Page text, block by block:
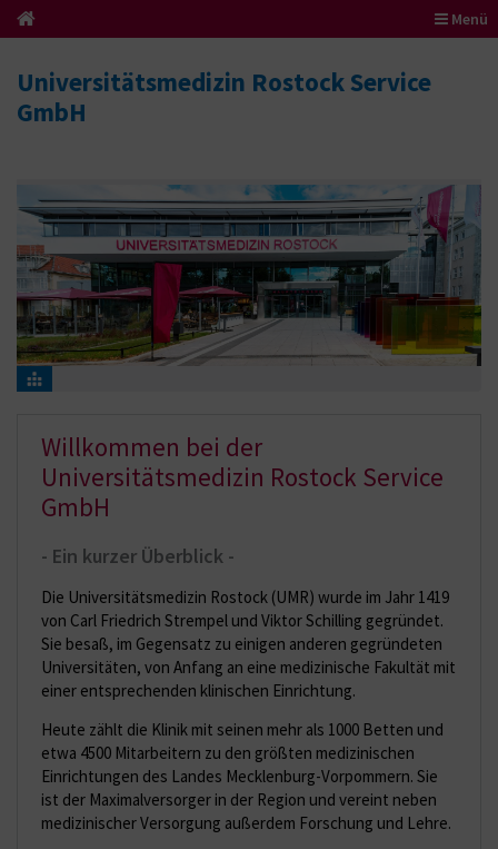
Menü
Universitätsmedizin Rostock Service
GmbH
Willkommen bei der
Universitätsmedizin Rostock Service
GmbH
- Ein kurzer Überblick -
Die Universitätsmedizin Rostock (UMR) wurde im Jahr 1419
von Carl Friedrich Strempel und Viktor Schilling gegründet.
Sie besaß, im Gegensatz zu einigen anderen gegründeten
Universitäten, von Anfang an eine medizinische Fakultät mit
einer entsprechenden klinischen Einrichtung.
Heute zählt die Klinik mit seinen mehr als 1000 Betten und
etwa 4500 Mitarbeitern zu den größten medizinischen
Einrichtungen des Landes Mecklenburg-Vorpommern. Sie
ist der Maximalversorger in der Region und vereint neben
medizinischer Versorgung außerdem Forschung und Lehre.